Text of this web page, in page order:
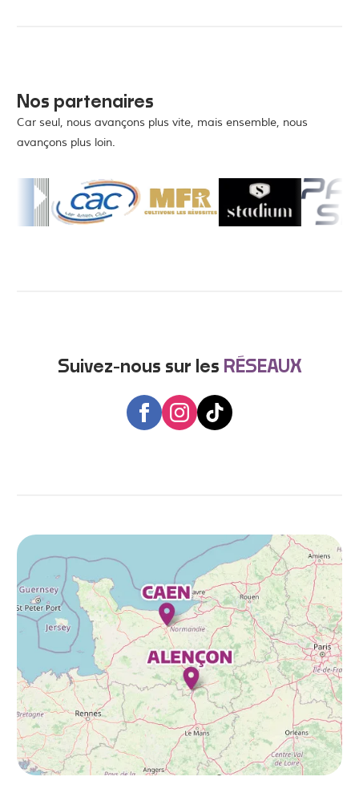
Nos partenaires
Car seul, nous avançons plus vite, mais ensemble, nous
avançons plus loin.
Suivez-nous sur les RÉSEAUX